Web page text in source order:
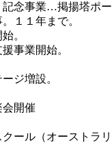
念事業…掲揚塔ポー
１１年まで。
。
事業開始。
ジ増設。
開催
ール（オーストラリ